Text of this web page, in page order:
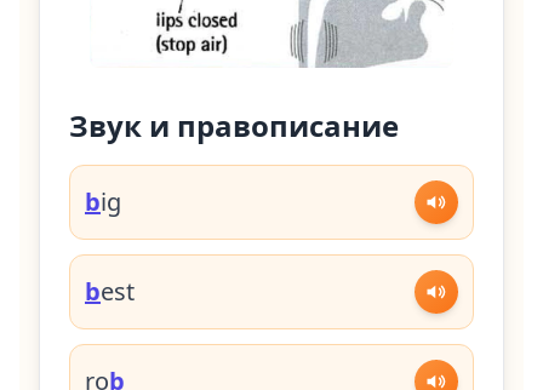
Звук и правописание
big
best
rob